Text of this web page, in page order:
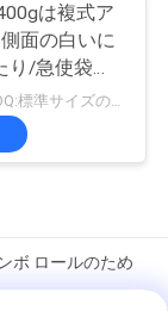
は複式ア
面の白いに
り/急使袋の
に塗りま
ボ ロールのため